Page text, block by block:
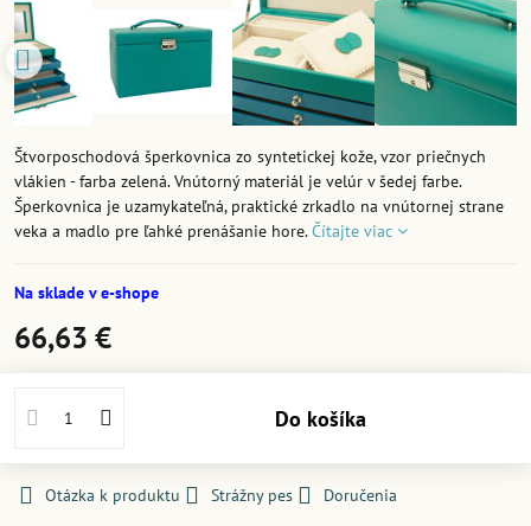
Štvorposchodová šperkovnica zo syntetickej kože, vzor priečnych
vlákien - farba zelená. Vnútorný materiál je velúr v šedej farbe.
Šperkovnica je uzamykateľná, praktické zrkadlo na vnútornej strane
veka a madlo pre ľahké prenášanie hore.Čítajte viac
Na sklade v e-shope
66,63 €
Do košíka
Otázka k produktu Strážny pes
Doručenia